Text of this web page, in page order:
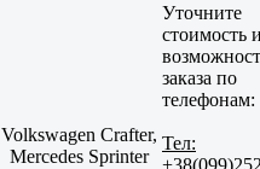
Volkswagen Crafter,
Mercedes Sprinter
Уточните
стоимость
заказа по
телефонам:
Тел: